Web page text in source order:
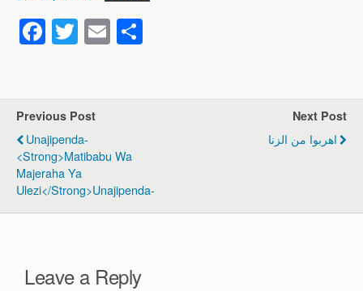
F
a
e
b
o
o
k
T
wi
er
E
m
e
Previous Post
Unajipenda-
<strong>Matibabu Wa
Majeraha Ya
Ulezi</strong>Unajipenda-
Next Post
اهربوا من الزنا
Leave a Reply